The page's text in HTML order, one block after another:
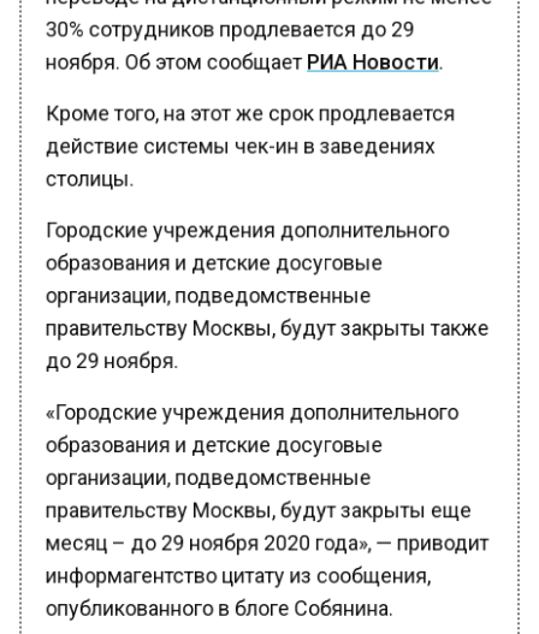
30% сотрудников продлевается до 29
ноября. Об этом сообщает
РИА Новости
Кроме того, на этот же срок продлевается
действие системы чек-ин в заведениях
Городские учреждения дополнительного
образования и детские досуговые
организации, подведомственные
правительству Москвы, будут закрыты также
до 29 ноября.
«Городские учреждения дополнительного
образования и детские досуговые
организации, подведомственные
правительству Москвы, будут закрыты еще
месяц – до 29 ноября 2020 года», — приводит
информагентство цитату из сообщения,
опубликованного в блоге Собянина.